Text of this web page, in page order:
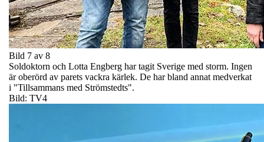
Bild 7 av 8
Soldoktorn och Lotta Engberg har tagit Sverige med storm. Ingen
är oberörd av parets vackra kärlek. De har bland annat medverkat
i "Tillsammans med Strömstedts".
Bild: TV4